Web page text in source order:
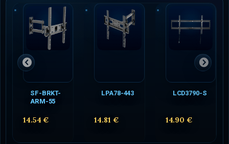
SF-BRKT-
ARM-55
14.54 €
LPA78-443
14.81 €
LCD3790-S
14.90 €